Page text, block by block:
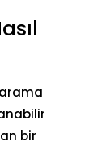
bir